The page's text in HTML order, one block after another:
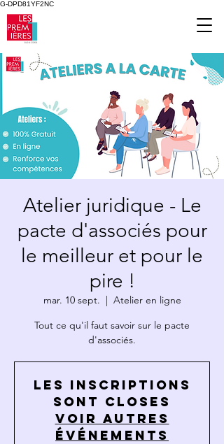
G-DPD81YF2NC
Atelier juridique - Le
pacte d'associés pour
le meilleur et pour le
pire !
mar. 10 sept.
  |
Atelier en ligne
Tout ce qu'il faut savoir sur le pacte
d'associés.
Les inscriptions
sont closes
Voir autres
événements